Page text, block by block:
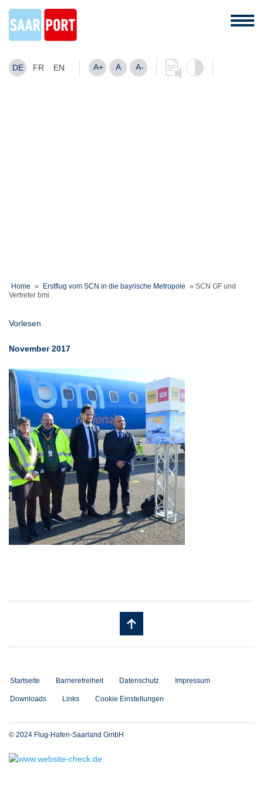
DE FR EN A+ A A-
Home » Erstflug vom SCN in die bayrische Metropole » SCN GF und
Vertreter bmi
Vorlesen
November 2017
Startseite Barrierefreiheit Datenschutz Impressum
Downloads Links Cookie Einstellungen
© 2024 Flug-Hafen-Saarland GmbH